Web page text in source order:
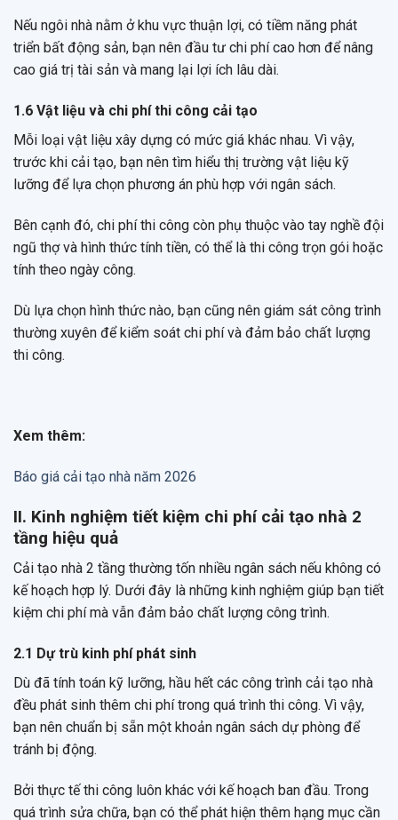
Nếu ngôi nhà nằm ở khu vực thuận lợi, có tiềm năng phát
triển bất động sản, bạn nên đầu tư chi phí cao hơn để nâng
cao giá trị tài sản và mang lại lợi ích lâu dài.
1.6 Vật liệu và chi phí thi công cải tạo
Mỗi loại vật liệu xây dựng có mức giá khác nhau. Vì vậy,
trước khi cải tạo, bạn nên tìm hiểu thị trường vật liệu kỹ
lưỡng để lựa chọn phương án phù hợp với ngân sách.
Bên cạnh đó, chi phí thi công còn phụ thuộc vào tay nghề đội
ngũ thợ và hình thức tính tiền, có thể là thi công trọn gói hoặc
tính theo ngày công.
Dù lựa chọn hình thức nào, bạn cũng nên giám sát công trình
thường xuyên để kiểm soát chi phí và đảm bảo chất lượng
thi công.
Xem thêm:
Báo giá cải tạo nhà năm 2026
II. Kinh nghiệm tiết kiệm chi phí cải tạo nhà 2
tầng hiệu quả
Cải tạo nhà 2 tầng thường tốn nhiều ngân sách nếu không có
kế hoạch hợp lý. Dưới đây là những kinh nghiệm giúp bạn tiết
kiệm chi phí mà vẫn đảm bảo chất lượng công trình.
2.1 Dự trù kinh phí phát sinh
Dù đã tính toán kỹ lưỡng, hầu hết các công trình cải tạo nhà
đều phát sinh thêm chi phí trong quá trình thi công. Vì vậy,
bạn nên chuẩn bị sẵn một khoản ngân sách dự phòng để
tránh bị động.
Bởi thực tế thi công luôn khác với kế hoạch ban đầu. Trong
quá trình sửa chữa, bạn có thể phát hiện thêm hạng mục cần